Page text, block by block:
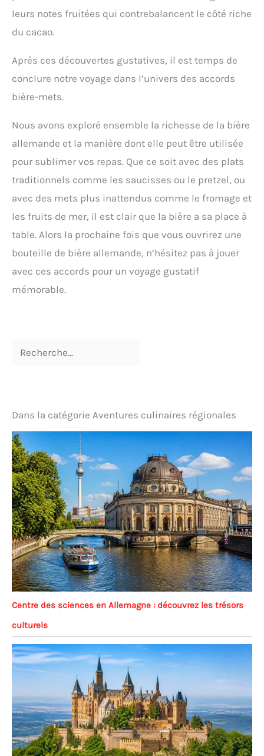
leurs notes fruitées qui contrebalancent le côté riche
du cacao.
Après ces découvertes gustatives, il est temps de
conclure notre voyage dans l’univers des accords
bière-mets.
Nous avons exploré ensemble la richesse de la bière
allemande et la manière dont elle peut être utilisée
pour sublimer vos repas. Que ce soit avec des plats
traditionnels comme les saucisses ou le pretzel, ou
avec des mets plus inattendus comme le fromage et
les fruits de mer, il est clair que la bière a sa place à
table. Alors la prochaine fois que vous ouvrirez une
bouteille de bière allemande, n’hésitez pas à jouer
avec ces accords pour un voyage gustatif
mémorable.
Dans la catégorie Aventures culinaires régionales
Centre des sciences en Allemagne : découvrez les trésors
culturels